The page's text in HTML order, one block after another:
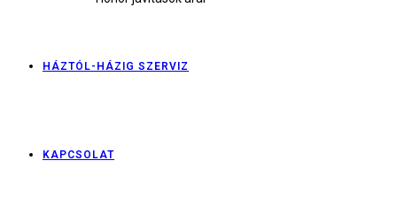
HÁZTÓL-HÁZIG SZERVIZ
KAPCSOLAT